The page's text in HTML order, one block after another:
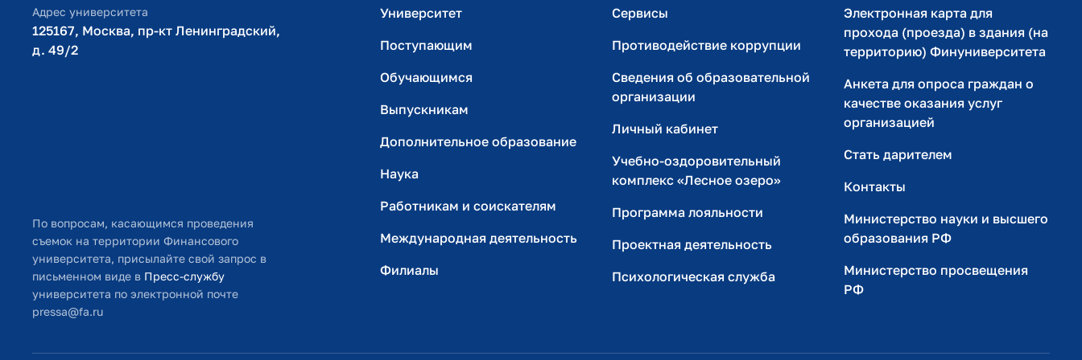
Адрес университета
125167, Москва, пр-кт Ленинградский,
д. 49/2​
По вопросам, касающимся проведения
съемок на территории Финансового
университета, присылайте свой запрос в
письменном виде в Пресс-службу
университета по электронной почте
pressa@fa.ru
Университет
Поступающим
Обучающимся
Выпускникам
Дополнительное образование
Наука
Работникам и соискателям
Международная деятельность
Филиалы
Сервисы
Противодействие коррупции
Сведения об образовательной
организации
Личный кабинет
Учебно-оздоровительный
комплекс «Лесное озеро»
Программа лояльности
Проектная деятельность
Психологическая служба
Электронная карта для
прохода (проезда) в здания (на
территорию) Финуниверситета
Анкета для опроса граждан о
качестве оказания услуг
организацией
Стать дарителем
Контакты
Министерство науки и высшего
образования РФ
Министерство просвещения
РФ